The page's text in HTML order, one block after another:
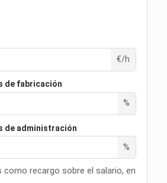
€/h
de fabricación
%
de administración
%
como recargo sobre el salario, en